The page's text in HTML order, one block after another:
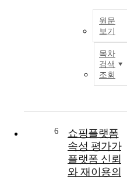
limits on the types
and amounts of
knowledge they
obtain about data,
influences them to
do so. A more
understanding of
researchers
determine such
thresholds can
inform strategic
원문
보기
목차
검색
조회
6
쇼핑플랫폼
속성 평가가
플랫폼 신뢰
와 재이용의